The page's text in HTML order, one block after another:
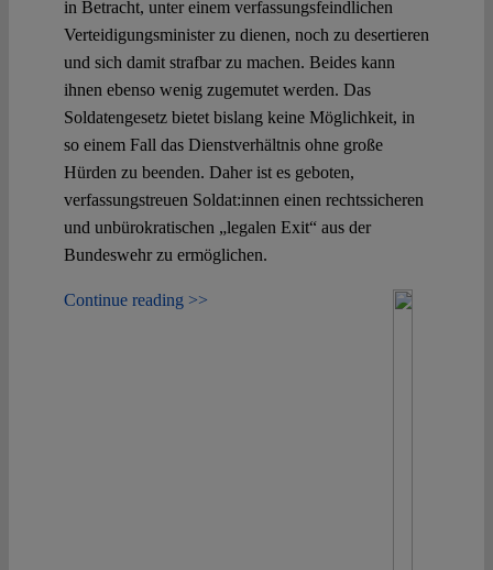
in Betracht, unter einem verfassungsfeindlichen
Verteidigungsminister zu dienen, noch zu desertieren
und sich damit strafbar zu machen. Beides kann
ihnen ebenso wenig zugemutet werden. Das
Soldatengesetz bietet bislang keine Möglichkeit, in
so einem Fall das Dienstverhältnis ohne große
Hürden zu beenden. Daher ist es geboten,
verfassungstreuen Soldat:innen einen rechtssicheren
und unbürokratischen „legalen Exit“ aus der
Bundeswehr zu ermöglichen.
Continue reading >>